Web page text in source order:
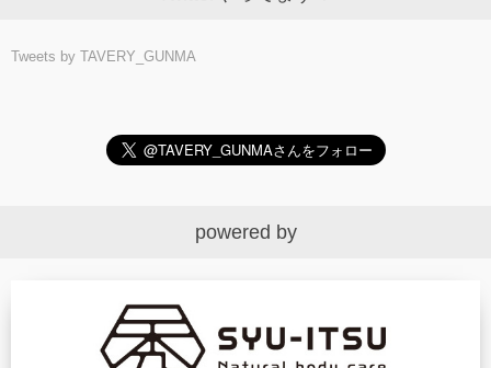
Tweets by TAVERY_GUNMA
powered by